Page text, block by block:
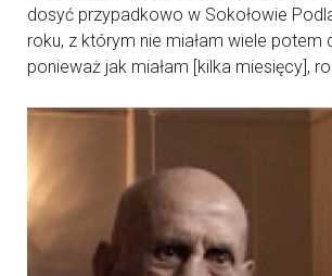
dosyć przypadkowo w Sokołowie
roku, z którym nie miałam wiele potem
ponieważ jak miałam [kilka miesięcy],